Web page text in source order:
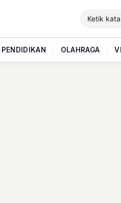
PENDIDIKAN OLAHRAGA